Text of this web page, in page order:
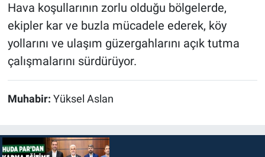
Hava koşullarının zorlu olduğu bölgelerde,
ekipler kar ve buzla mücadele ederek, köy
yollarını ve ulaşım güzergahlarını açık tutma
çalışmalarını sürdürüyor.
Muhabir: Yüksel Aslan